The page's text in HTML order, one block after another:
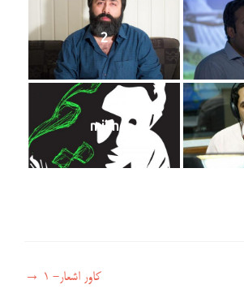
2
miim
کاور اشعار- ۱ →